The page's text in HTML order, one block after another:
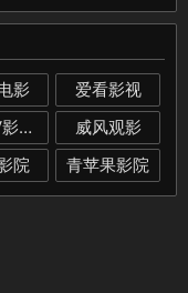
影
爱看影视
中国TV影视大全网
威风观影
院 青苹果影院